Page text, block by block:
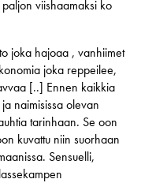
viishaamaksi ko
joka hajoaa , vanhiimet
joka reppeilee,
[..] Ennen kaikkia
naimisissa olevan
tarinhaan. Se oon
kuvattu niin suorhaan
Sensuelli,